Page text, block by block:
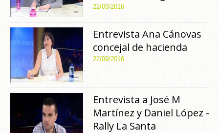
22/09/2016
Entrevista Ana Cánovas
concejal de hacienda
22/09/2016
Entrevista a José M
Martínez y Daniel López -
Rally La Santa